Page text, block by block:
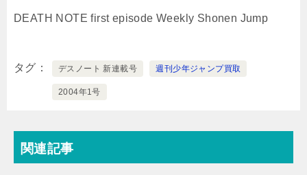
DEATH NOTE first episode Weekly Shonen Jump
タグ デスノート 新連載号 週刊少年ジャンプ買取
2004年1号
関連記事